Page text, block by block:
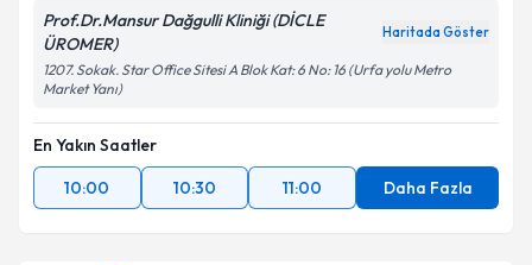
Kişisel verilerimin işlenmesine ilişkin
Aydınlatma
Metni
kapsamda işlenmesini kabul ediyorum.
Prof.Dr.Mansur Dağgulli Kliniği (DİCLE
ÜROMER)
Haritada Göster
1207. Sokak. Star Office Sitesi A Blok Kat: 6 No: 16 (Urfa yolu Metro
Market Yanı)
En Yakın Saatler
10:00
10:30 11:00 Daha Fazla